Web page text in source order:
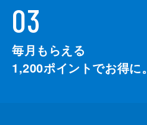
03
毎月もらえる
1,200ポイントでお得に。